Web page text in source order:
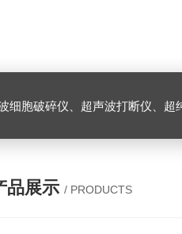
细胞破碎仪、超声波打断仪、超
品展示 / PRODUCTS